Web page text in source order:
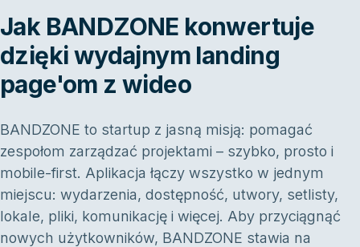
Jak BANDZONE konwertuje
dzięki wydajnym landing
page'om z wideo
BANDZONE to startup z jasną misją: pomagać
zespołom zarządzać projektami – szybko, prosto i
mobile-first. Aplikacja łączy wszystko w jednym
miejscu: wydarzenia, dostępność, utwory, setlisty,
lokale, pliki, komunikację i więcej. Aby przyciągnąć
nowych użytkowników, BANDZONE stawia na